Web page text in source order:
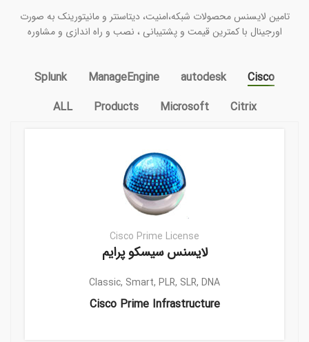
تامین لایسنس محصولات شبکه،امنیت، دیتاسنتر و مانیتورینک به صورت
اورجینال با کمترین قیمت و پشتیبانی ، نصب و راه اندازی و مشاوره
Cisco
autodesk
ManageEngine
Splunk
Citrix
Microsoft
Products
ALL
Cisco Prime License
لایسنس سیسکو پرایم
Classic, Smart, PLR, SLR, DNA
Cisco Prime Infrastructure